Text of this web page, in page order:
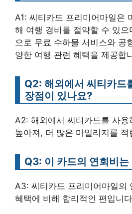
A1: 씨티카드 프리미어마일은
해 여행 경비를 절약할 수 있으
으로 무료 수하물 서비스와 공
양한 여행 관련 혜택을 제공합
Q2: 해외에서 씨티카드
장점이 있나요?
A2: 해외에서 씨티카드를 사
높아져, 더 많은 마일리지를
Q3: 이 카드의 연회비는
A3: 씨티카드 프리미어마일의
혜택에 비해 합리적인 편입니